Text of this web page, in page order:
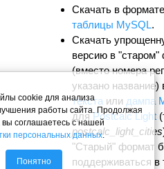
Скачать в
таблицы MySQL.
Скачать
версию в "старом"
(вместо номера
указано название)
текста или дампа
дляPostcalc Light
postcalc_light_cities
"Старый" формат
поддерживаться в
cookie для анализа
работы сайта. Продолжая
вы соглашаетесь с нашей
персональных данных.
Понятно